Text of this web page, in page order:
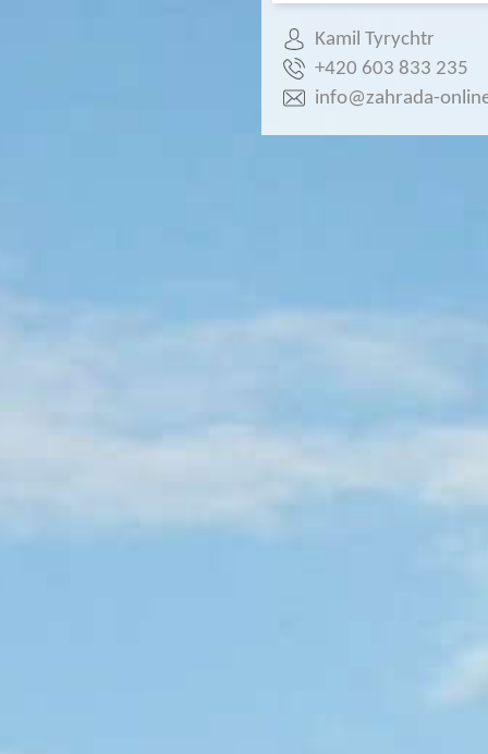
Kamil Tyrychtr
+420 603 833 235
info@zahrada-